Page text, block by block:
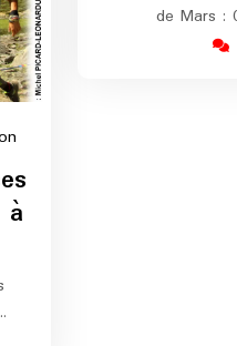
marathon
de Mars :